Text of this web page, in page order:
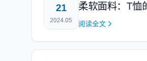
21
2024.05
柔软面料：T恤
阅读全文